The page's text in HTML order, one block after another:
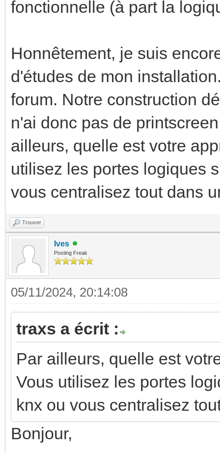
fonctionnelle (à part la
Honnêtement, je suis
d'études de mon
forum. Notre construction
n'ai donc pas de
ailleurs, quelle est votre
utilisez les portes logiques
vous centralisez tout dans
Trouver
Ives
Posting Freak
05/11/2024, 20:14:08
traxs a écrit :
Par ailleurs, quelle est
Vous utilisez les portes
knx ou vous centralisez
Bonjour,